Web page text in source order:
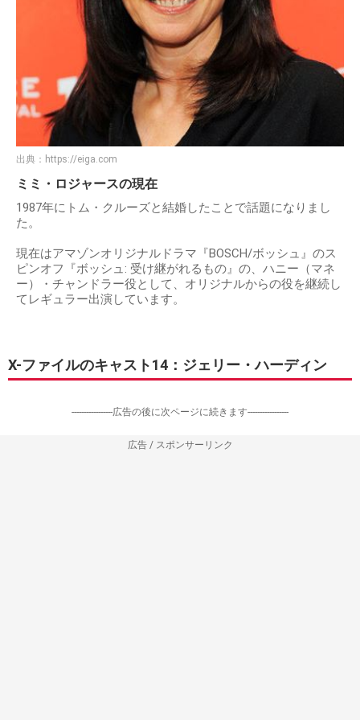
出典： https://eiga.com
ミミ・ロジャースの現在
1987年にトム・クルーズと結婚したことで話題になりまし
た。
現在はアマゾンオリジナルドラマ『BOSCH/ボッシュ』のス
ピンオフ『ボッシュ: 受け継がれるもの』の、ハニー（マネ
ー）・チャンドラー役として、オリジナルからの役を継続し
てレギュラー出演しています。
X-ファイルのキャスト14：ジェリー・ハーディン
-----------------広告の後に次ページに続きます-----------------
広告 / スポンサーリンク